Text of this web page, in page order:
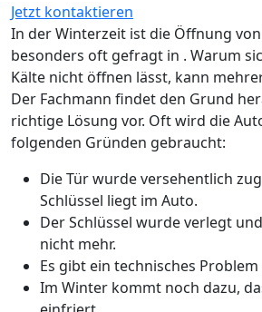
Jetzt kontaktieren
In der Winterzeit ist die Öffnung
besonders oft gefragt in . Warum
Kälte nicht öffnen lässt, kann
Der Fachmann findet den Grund
richtige Lösung vor. Oft wird die
folgenden Gründen gebraucht:
Die Tür wurde versehentlich
Schlüssel liegt im Auto.
Der Schlüssel wurde verlegt
nicht mehr.
Es gibt ein technisches
Im Winter kommt noch dazu,